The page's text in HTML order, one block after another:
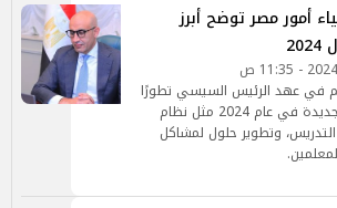
أمور مصر توضح أبرز
في عهد الرئيس السيسي تطورًا
كبيرًا، مع تطبيق آليات جديدة في عام 2024 مثل نظام
التدريس، وتطوير حلول لمشاكل